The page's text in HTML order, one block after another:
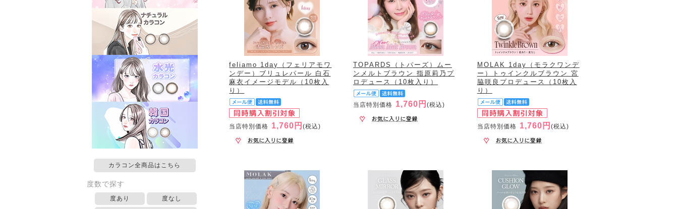
カラコン全商品はこちら
度数で探す
度あり 度なし
feliamo 1day（フェリアモワ
ンデー）ブリュレパール 白石
麻衣イメージモデル（10枚入
り）
当店特別価格 1,760円(税込)
TOPARDS（トパーズ）ムー
ンメルトブラウン 指原莉乃プ
ロデュース（10枚入り）
当店特別価格 1,760円(税込)
MOLAK 1day（モラクワンデ
ー）トゥインクルブラウン 宮
脇咲良プロデュース（10枚入
り）
当店特別価格 1,760円 (税込)